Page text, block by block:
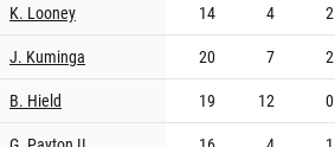
K. Looney
14 4 2
J. Kuminga
20 7 2
B. Hield
19 12 0